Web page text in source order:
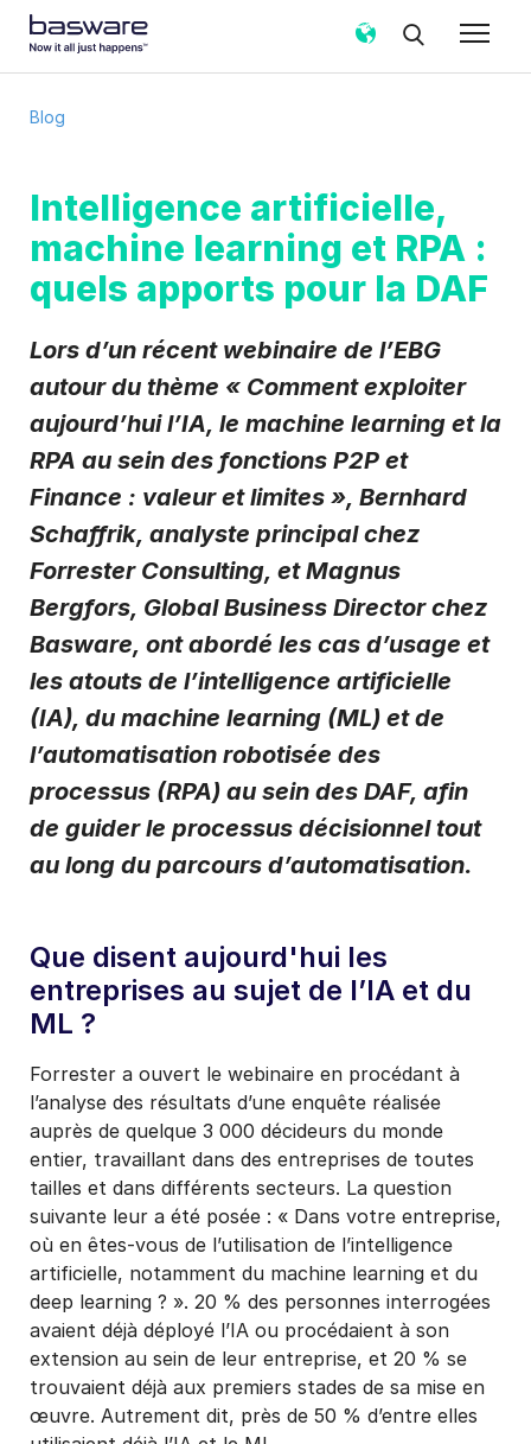
Blog
Intelligence artificielle,
machine learning et RPA :
quels apports pour la DAF
Lors d’un récent webinaire de l’EBG
autour du thème « Comment exploiter
aujourd’hui l’IA, le machine learning et la
RPA au sein des fonctions P2P et
Finance : valeur et limites », Bernhard
Schaffrik, analyste principal chez
Forrester Consulting, et Magnus
Bergfors, Global Business Director chez
Basware, ont abordé les cas d’usage et
les atouts de l’intelligence artificielle
(IA), du machine learning (ML) et de
l’automatisation robotisée des
processus (RPA) au sein des DAF, afin
de guider le processus décisionnel tout
au long du parcours d’automatisation.
Que disent aujourd'hui les
entreprises au sujet de l’IA et du
ML ?
Forrester a ouvert le webinaire en procédant à
l’analyse des résultats d’une enquête réalisée
auprès de quelque 3 000 décideurs du monde
entier, travaillant dans des entreprises de toutes
tailles et dans différents secteurs. La question
suivante leur a été posée : « Dans votre entreprise,
où en êtes-vous de l’utilisation de l’intelligence
artificielle, notamment du machine learning et du
deep learning ? ». 20 % des personnes interrogées
avaient déjà déployé l’IA ou procédaient à son
extension au sein de leur entreprise, et 20 % se
trouvaient déjà aux premiers stades de sa mise en
œuvre. Autrement dit, près de 50 % d’entre elles
Pays *
Fréquence des notifications
recueillies via le présent formulaire, pour donner suite à
ma demande conformément à sa
politique de
confidentialité.
J'accepte de recevoir des notifications par e-mail
de Basware.*
Je peux me désinscrire aux communications envoyées par e-
mail par Basware à tout moment, en utilisant le lien de
désinscription figurant sur chaque e-mail ou encliquant ici .